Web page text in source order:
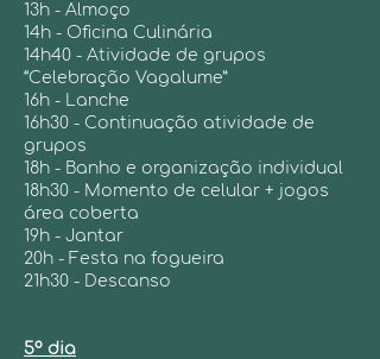
13h - Almoço
14h - Oficina Culinária
14h40 - Atividade de grupos
“Celebração Vagalume”
16h - Lanche
16h30 - Continuação atividade de
grupos
18h - Banho e organização individual
18h30 - Momento de celular + jogos
área coberta
19h - Jantar
20h - Festa na fogueira
21h30 - Descanso
5º dia